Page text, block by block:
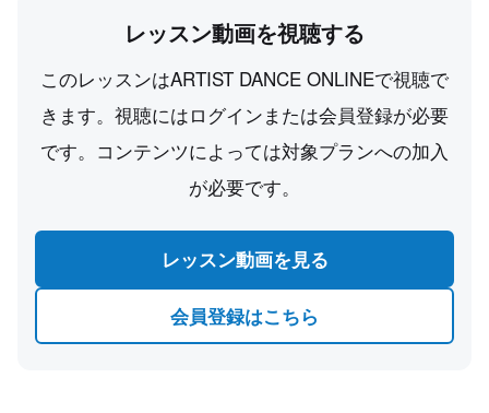
レッスン動画を視聴する
このレッスンはARTIST DANCE ONLINEで視聴で
きます。視聴にはログインまたは会員登録が必要
です。コンテンツによっては対象プランへの加入
が必要です。
レッスン動画を見る
会員登録はこちら